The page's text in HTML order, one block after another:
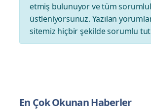
etmiş bulunuyor ve tüm
üstleniyorsunuz. Yazılan
sitemiz hiçbir şekilde sorumlu
En Çok Okunan Haberler